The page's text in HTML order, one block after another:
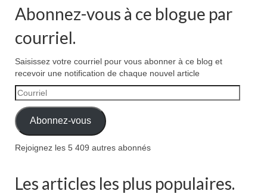
Abonnez-vous à ce blogue par
courriel.
Saisissez votre courriel pour vous abonner à ce blog et
recevoir une notification de chaque nouvel article
Courriel
Abonnez-vous
Rejoignez les 5 409 autres abonnés
Les articles les plus populaires.